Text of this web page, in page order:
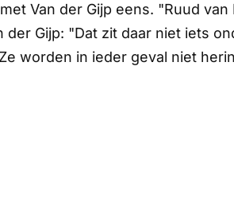
Van der Gijp eens. "Ruud
der Gijp: "Dat zit daar niet iets
worden in ieder geval niet